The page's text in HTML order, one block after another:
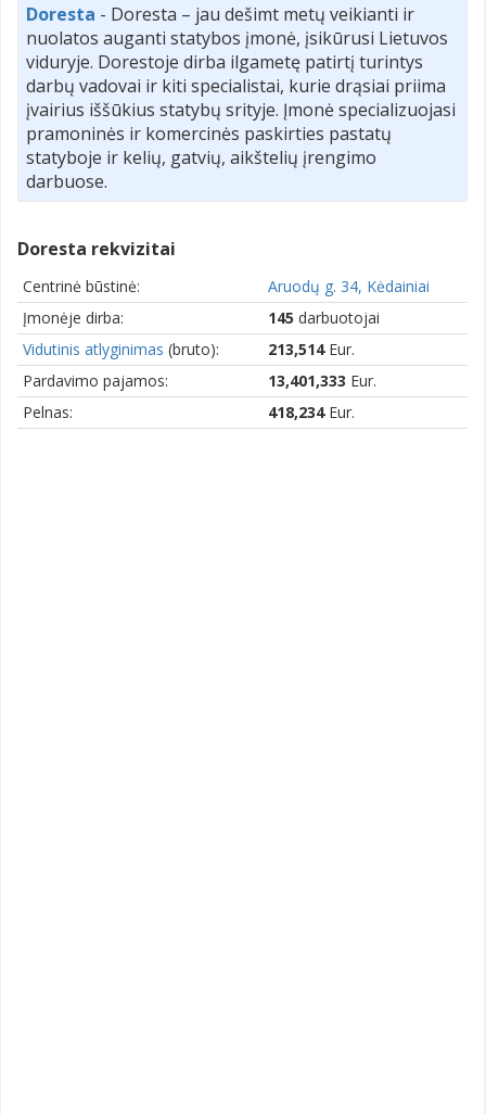
Doresta - Doresta – jau dešimt metų veikianti ir
nuolatos auganti statybos įmonė, įsikūrusi Lietuvos
viduryje. Dorestoje dirba ilgametę patirtį turintys
darbų vadovai ir kiti specialistai, kurie drąsiai priima
įvairius iššūkius statybų srityje. Įmonė specializuojasi
pramoninės ir komercinės paskirties pastatų
statyboje ir kelių, gatvių, aikštelių įrengimo
darbuose.
Doresta rekvizitai
Centrinė būstinė:
Aruodų g. 34, Kėdainiai
Įmonėje dirba:
145 darbuotojai
Vidutinis atlyginimas (bruto): 213,514Eur.
Pardavimo pajamos:
13,401,333 Eur.
Pelnas:
418,234Eur.